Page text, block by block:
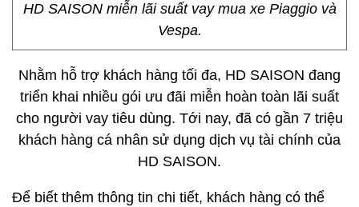
HD SAISON miễn lãi suất vay mua xe Piaggio và
Vespa.
Nhằm hỗ trợ khách hàng tối đa, HD SAISON đang
triển khai nhiều gói ưu đãi miễn hoàn toàn lãi suất
cho người vay tiêu dùng. Tới nay, đã có gần 7 triệu
khách hàng cá nhân sử dụng dịch vụ tài chính của
HD SAISON.
Để biết thêm thông tin chi tiết, khách hàng có thể